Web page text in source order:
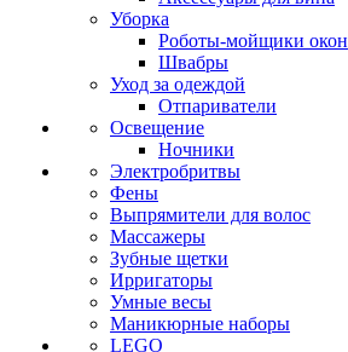
Уборка
Роботы-мойщики окон
Швабры
Уход за одеждой
Отпариватели
Освещение
Ночники
Электробритвы
Фены
Выпрямители для волос
Массажеры
Зубные щетки
Ирригаторы
Умные весы
Маникюрные наборы
LEGO